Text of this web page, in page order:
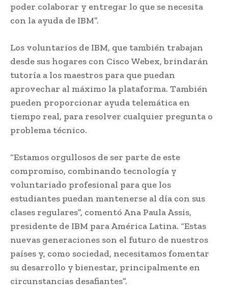
poder colaborar y entregar lo que se necesita
con la ayuda de IBM”.
Los voluntarios de IBM, que también trabajan
desde sus hogares con Cisco Webex, brindarán
tutoría a los maestros para que puedan
aprovechar al máximo la plataforma. También
pueden proporcionar ayuda telemática en
tiempo real, para resolver cualquier pregunta o
problema técnico.
“Estamos orgullosos de ser parte de este
compromiso, combinando tecnología y
voluntariado profesional para que los
estudiantes puedan mantenerse al día con sus
clases regulares”, comentó Ana Paula Assis,
presidente de IBM para América Latina. “Estas
nuevas generaciones son el futuro de nuestros
países y, como sociedad, necesitamos fomentar
su desarrollo y bienestar, principalmente en
circunstancias desafiantes”.